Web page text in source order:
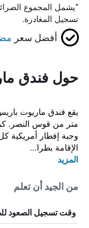
*يشمل المجموع
تسجيل المغادرة.
أفضل سعر
حول فندق
متر من قوس النصر. كما
وجبة إفطار أمريكية
الإقامة بطرا...
المزيد
من الجيد أن تعلم
وقت تسجيل الصعود